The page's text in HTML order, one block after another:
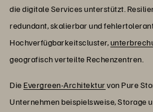
die digitale Services unterstützt.
redundant, skalierbar und
Hochverfügbarkeitscluster,
geografisch verteilte Rechenzentren.
DieEvergreen-Architekturvon Pure
Unternehmen beispielsweise, Storage